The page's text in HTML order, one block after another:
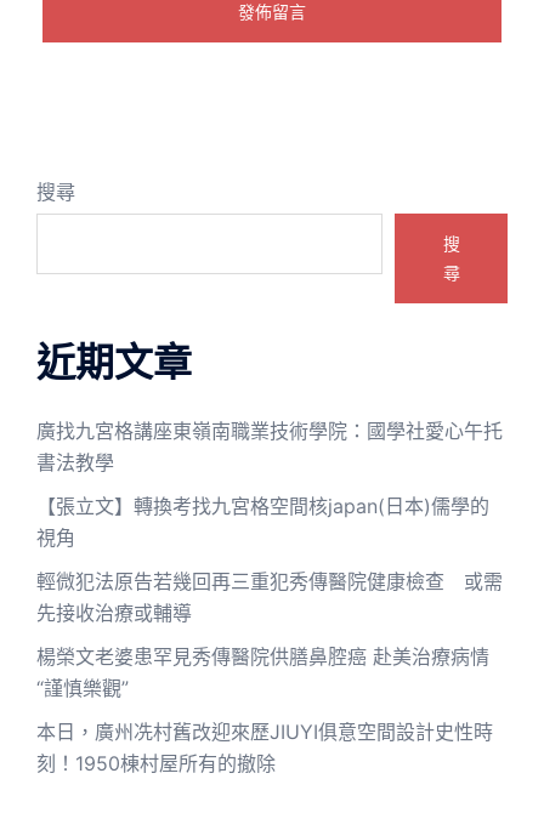
搜尋
搜
尋
近期文章
廣找九宮格講座東嶺南職業技術學院：國學社愛心午托
書法教學
【張立文】轉換考找九宮格空間核japan(日本)儒學的
視角
輕微犯法原告若幾回再三重犯秀傳醫院健康檢查 或需
先接收治療或輔導
楊榮文老婆患罕見秀傳醫院供膳鼻腔癌 赴美治療病情
“謹慎樂觀”
本日，廣州冼村舊改迎來歷JIUYI俱意空間設計史性時
刻！1950棟村屋所有的撤除